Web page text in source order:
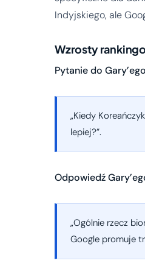
Indyjskiego, ale
Wzrosty
Pytanie do
„Kiedy
lepiej?”.
Odpowiedź
„Ogólnie rzecz
Google promuje